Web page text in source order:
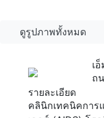
ดูรูปภาพทั้งหมด
เ
ถ
รายละเอียด
คลินิกเทคนิคการ